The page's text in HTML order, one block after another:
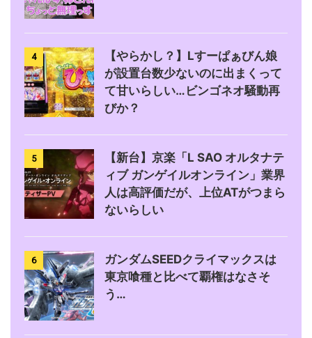
4
【やらかし？】Lすーぱぁびん娘
が設置台数少ないのに出まくって
て甘いらしい…ビンゴネオ騒動再
びか？
5
【新台】京楽「L SAO オルタナテ
ィブ ガンゲイルオンライン」業界
人は高評価だが、上位ATがつまら
ないらしい
6
ガンダムSEEDクライマックスは
東京喰種と比べて覇権はなさそ
う…